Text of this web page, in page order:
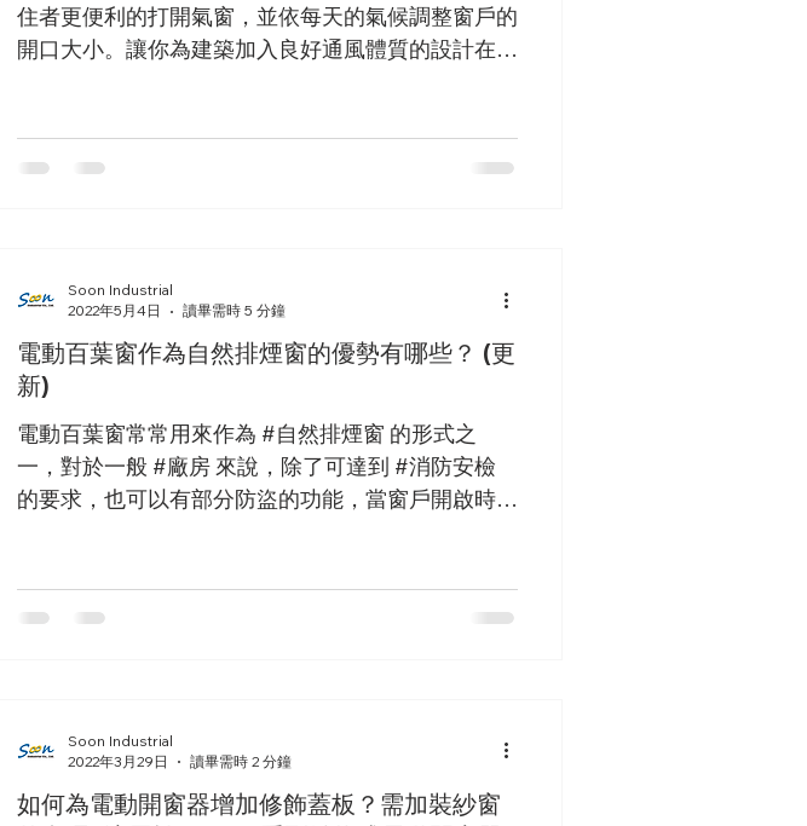
住者更便利的打開氣窗，並依每天的氣候調整窗戶的
開口大小。讓你為建築加入良好通風體質的設計在居
電動百葉窗作為自然排煙窗的優勢有哪些？ (更
新)
電動百葉窗常常用來作為 #自然排煙窗 的形式之
一，對於一般 #廠房 來說，除了可達到 #消防安檢
的要求，也可以有部分防盜的功能，當窗戶開啟時，
Soon Industrial
2022年5月4日
讀畢需時 5 分鐘
如何為電動開窗器增加修飾蓋板？需加裝紗窗
Soon Industrial
2022年3月29日
讀畢需時 2 分鐘